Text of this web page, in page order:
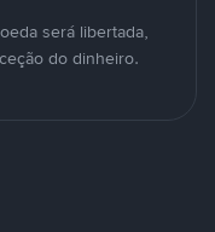
será libertada,
do dinheiro.